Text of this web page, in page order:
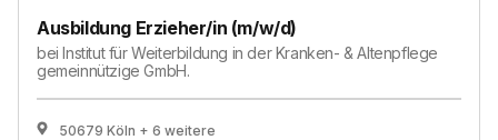
Ausbildung Erzieher/in (m/w/d)
beiInstitut für Weiterbildung in der Kranken- & Altenpflege
gemeinnützige GmbH.
50679 Köln + 6 weitere